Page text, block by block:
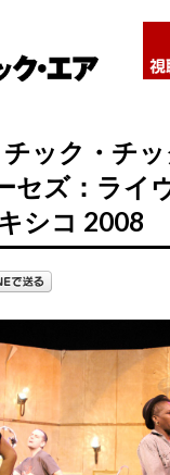
ック・チ
セズ：ライ
キシコ 2008